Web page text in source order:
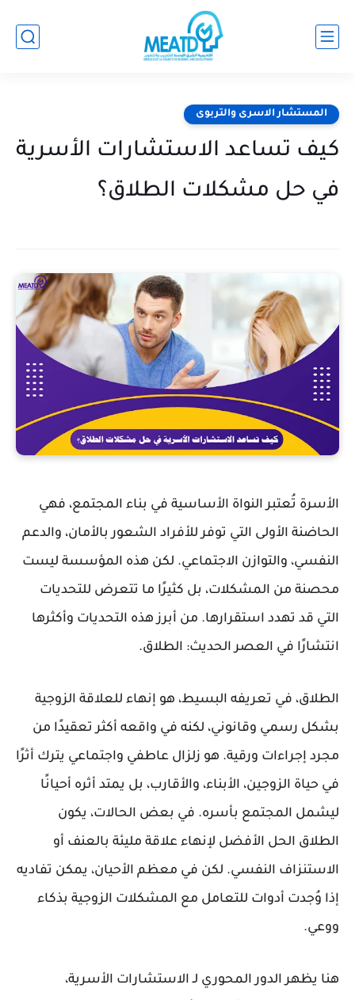
المستشار الاسرى والتربوى
كيف تساعد الاستشارات الأسرية
في حل مشكلات الطلاق؟
الأسرة تُعتبر النواة الأساسية في بناء المجتمع، فهي
الحاضنة الأولى التي توفر للأفراد الشعور بالأمان، والدعم
النفسي، والتوازن الاجتماعي. لكن هذه المؤسسة ليست
محصنة من المشكلات، بل كثيرًا ما تتعرض للتحديات
التي قد تهدد استقرارها. من أبرز هذه التحديات وأكثرها
انتشارًا في العصر الحديث: الطلاق.
الطلاق، في تعريفه البسيط، هو إنهاء للعلاقة الزوجية
بشكل رسمي وقانوني، لكنه في واقعه أكثر تعقيدًا من
مجرد إجراءات ورقية. هو زلزال عاطفي واجتماعي يترك أثرًا
في حياة الزوجين، الأبناء، والأقارب، بل يمتد أثره أحيانًا
ليشمل المجتمع بأسره. في بعض الحالات، يكون
الطلاق الحل الأفضل لإنهاء علاقة مليئة بالعنف أو
الاستنزاف النفسي. لكن في معظم الأحيان، يمكن تفاديه
إذا وُجدت أدوات للتعامل مع المشكلات الزوجية بذكاء
ووعي.
هنا يظهر الدور المحوري لـ الاستشارات الأسرية،